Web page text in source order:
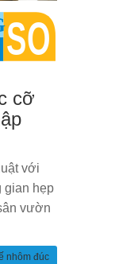
cỡ
với
gian hẹp
vườn
nhôm đúc